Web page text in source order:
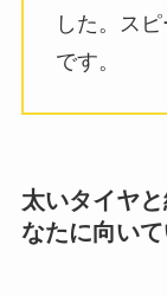
した。ス
です。
太いタイヤ
なたに向い